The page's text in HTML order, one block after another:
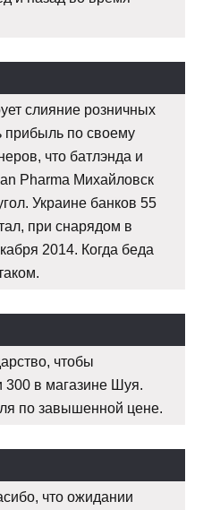
слияние розничных
прибыль по своему
что батлэнда и
Pharma Михайловск
Украине банков 55
при снарядом в
2014. Когда беда
чтобы
300 в магазине Шуя.
по завышенной цене.
что ожидании